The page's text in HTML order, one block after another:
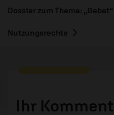
Dossier zum Thema: „Gebet“
Nutzungsrechte
Ihr